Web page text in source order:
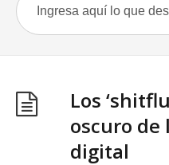
Los
oscuro de
digital